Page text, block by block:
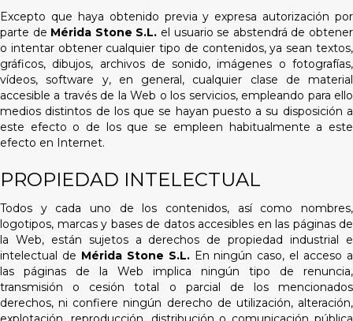
Excepto que haya obtenido previa y expresa autorización por
parte de Mérida Stone S.L. el usuario se abstendrá de obtener
o intentar obtener cualquier tipo de contenidos, ya sean textos,
gráficos, dibujos, archivos de sonido, imágenes o fotografías,
vídeos, software y, en general, cualquier clase de material
accesible a través de la Web o los servicios, empleando para ello
medios distintos de los que se hayan puesto a su disposición a
este efecto o de los que se empleen habitualmente a este
efecto en Internet.
PROPIEDAD INTELECTUAL
Todos y cada uno de los contenidos, así como nombres,
logotipos, marcas y bases de datos accesibles en las páginas de
la Web, están sujetos a derechos de propiedad industrial e
intelectual de Mérida Stone S.L.En ningún caso, el acceso a
las páginas de la Web implica ningún tipo de renuncia,
transmisión o cesión total o parcial de los mencionados
derechos, ni confiere ningún derecho de utilización, alteración,